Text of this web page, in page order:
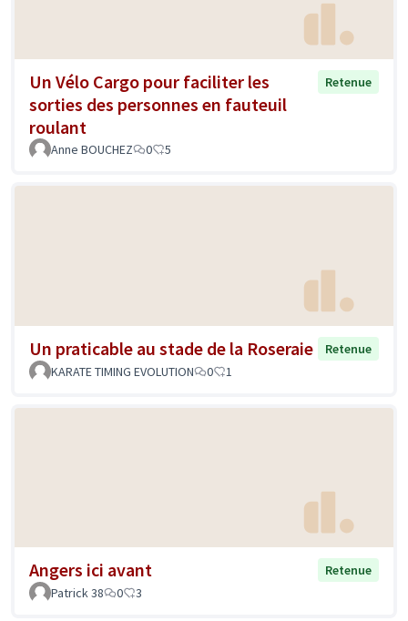
Un Vélo Cargo pour faciliter les
sorties des personnes en fauteuil
roulant
Retenue
Anne BOUCHEZ 0 5
Un praticable au stade de la Roseraie
Retenue
KARATE TIMING EVOLUTION
0 1
Angers ici avant
Retenue
Patrick 38
0 3